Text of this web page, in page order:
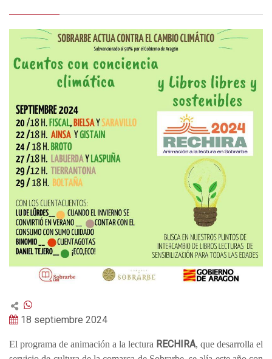
18 septiembre 2024
El programa de animación a la lectura RECHIRA, que desarrolla el